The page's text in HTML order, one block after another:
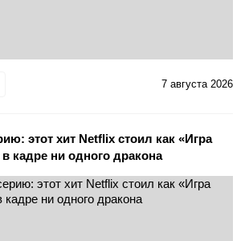
7 августа 2026
этот хит Netflix стоил как «Игра
кадре ни одного дракона